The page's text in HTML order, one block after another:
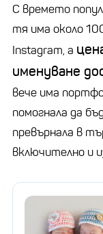
С времето
тя има около
Instagram, а
именуване
вече има
помогнала да
превърнала в
включително и